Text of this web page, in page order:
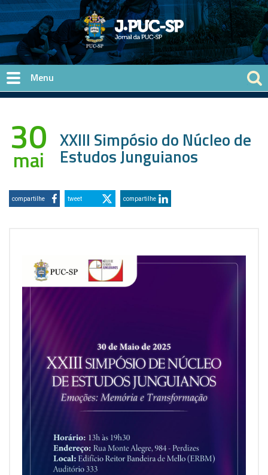
Pular para o conteúdo principal
30
mai
XXIII Simpósio do Núcleo de
Estudos Junguianos
compartilhe tweet compartilhe